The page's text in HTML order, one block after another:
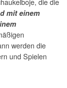
mit einem
werden die
und Spielen